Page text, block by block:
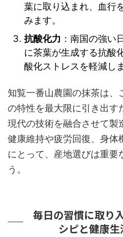
葉に取り込まれ、血行
みます。
抗酸化力 ：南国の強い
に茶葉が生成する抗酸
酸化ストレスを軽減し
知覧一番山農園の抹茶は、
の特性を最大限に引き出す
現代の技術を融合させて製
健康維持や疲労回復、身体
にとって、産地選びは重要
う。
毎日の習慣に取り
シピと健康